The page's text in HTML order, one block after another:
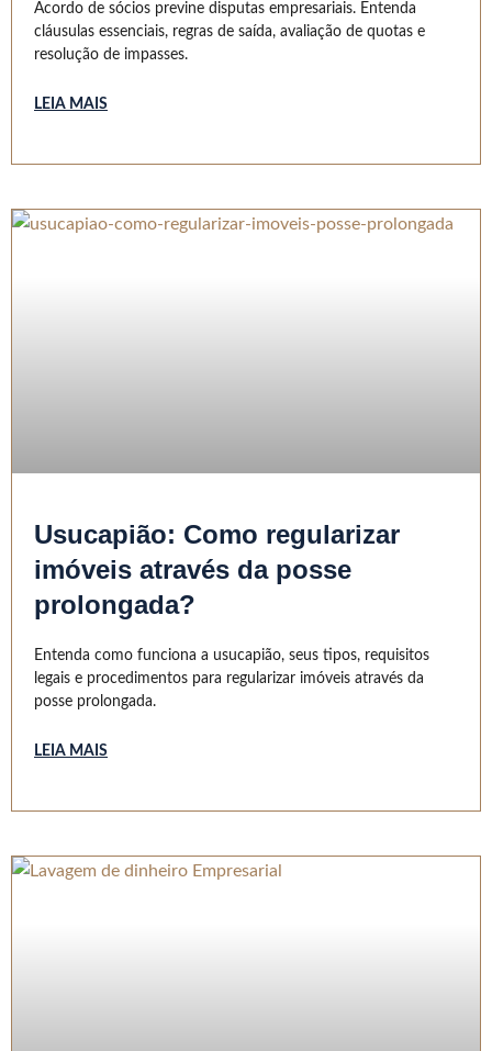
Acordo de sócios previne disputas empresariais. Entenda
cláusulas essenciais, regras de saída, avaliação de quotas e
resolução de impasses.
LEIA MAIS
Usucapião: Como regularizar
imóveis através da posse
prolongada?
Entenda como funciona a usucapião, seus tipos, requisitos
legais e procedimentos para regularizar imóveis através da
posse prolongada.
LEIA MAIS